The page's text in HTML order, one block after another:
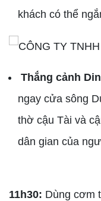
khách có thể
Thắng cảnh
ngay cửa sông
thờ cậu Tài và
dân gian của
11h30: Dùng cơm